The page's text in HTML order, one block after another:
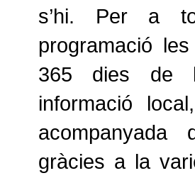
s’hi. Per a
programació
365 dies de
informació
gràcies a la